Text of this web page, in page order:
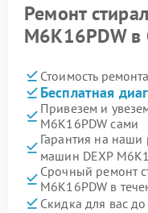
Ремонт
M6K16PDW в
Стоимость ремонта
Бесплатная
Привезем и
M6K16PDW сами
Гарантия на
машин DEXP
Срочный ремонт
M6K16PDW в
Скидка для вас до